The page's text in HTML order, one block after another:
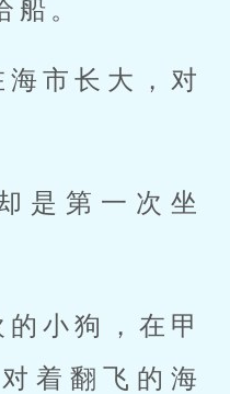
船。
市长大，对
是第一次坐
小狗，在甲
着翻飞的海